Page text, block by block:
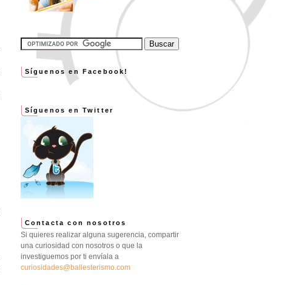
Síguenos en Facebook!
Síguenos en Twitter
Contacta con nosotros
Si quieres realizar alguna sugerencia, compartir
una curiosidad con nosotros o que la
investiguemos por ti envíala a
curiosidades@ballesterismo.com